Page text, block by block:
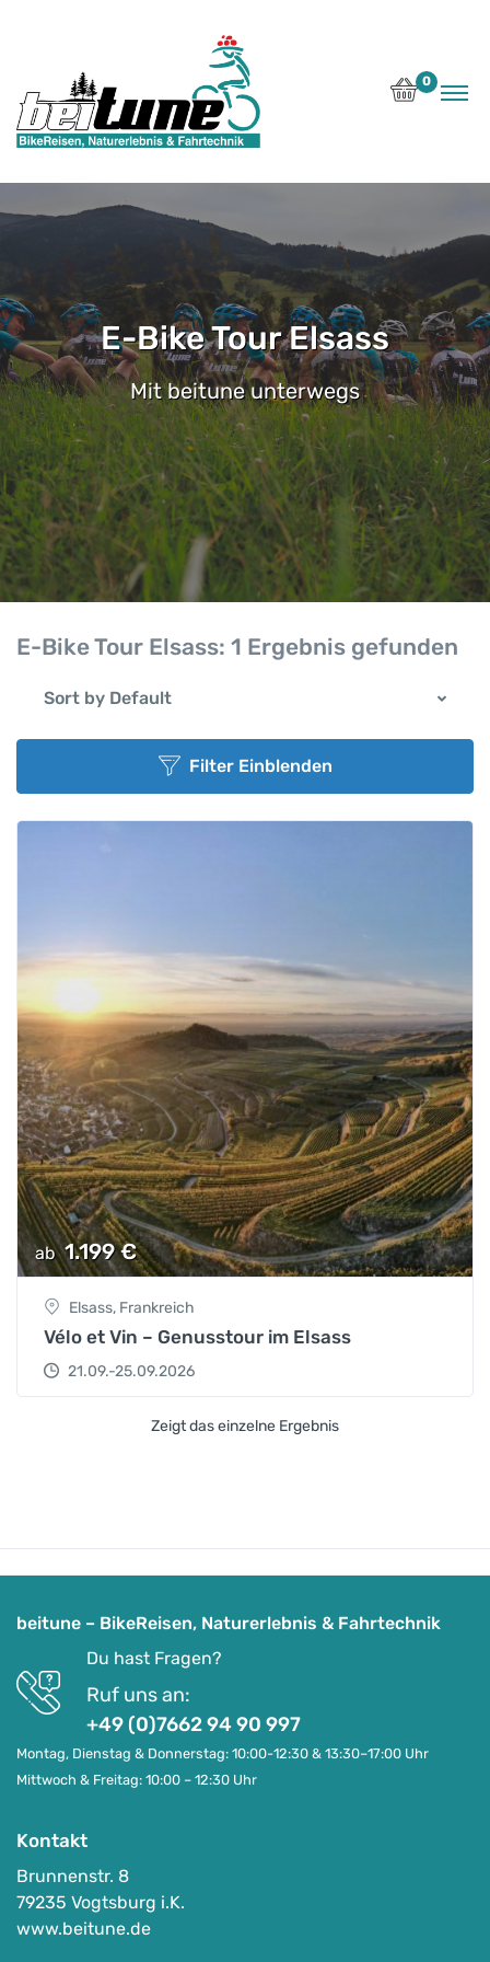
0
E-Bike Tour Elsass
Mit beitune unterwegs
E-Bike Tour Elsass: 1 Ergebnis gefunden
Sort by Default
Filter Einblenden
ab 1.199€
Elsass, Frankreich
Vélo et Vin – Genusstour im Elsass
21.09.-25.09.2026
Vélo et Vin – Genusstour im Elsass
Zeigt das einzelne Ergebnis
beitune – BikeReisen, Naturerlebnis & Fahrtechnik
Du hast Fragen?
Ruf uns an:
+49 (0)7662 94 90 997
Montag, Dienstag & Donnerstag: 10:00-12:30 & 13:30–17:00 Uhr
Mittwoch & Freitag: 10:00 – 12:30 Uhr
Kontakt
Brunnenstr. 8
79235 Vogtsburg i.K.
www.beitune.de